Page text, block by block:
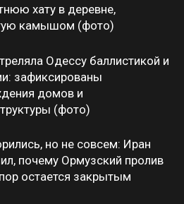
хату в деревне,
камышом (фото)
Одессу баллистикой и
зафиксированы
домов и
(фото)
но не совсем: Иран
почему Ормузский пролив
остается закрытым